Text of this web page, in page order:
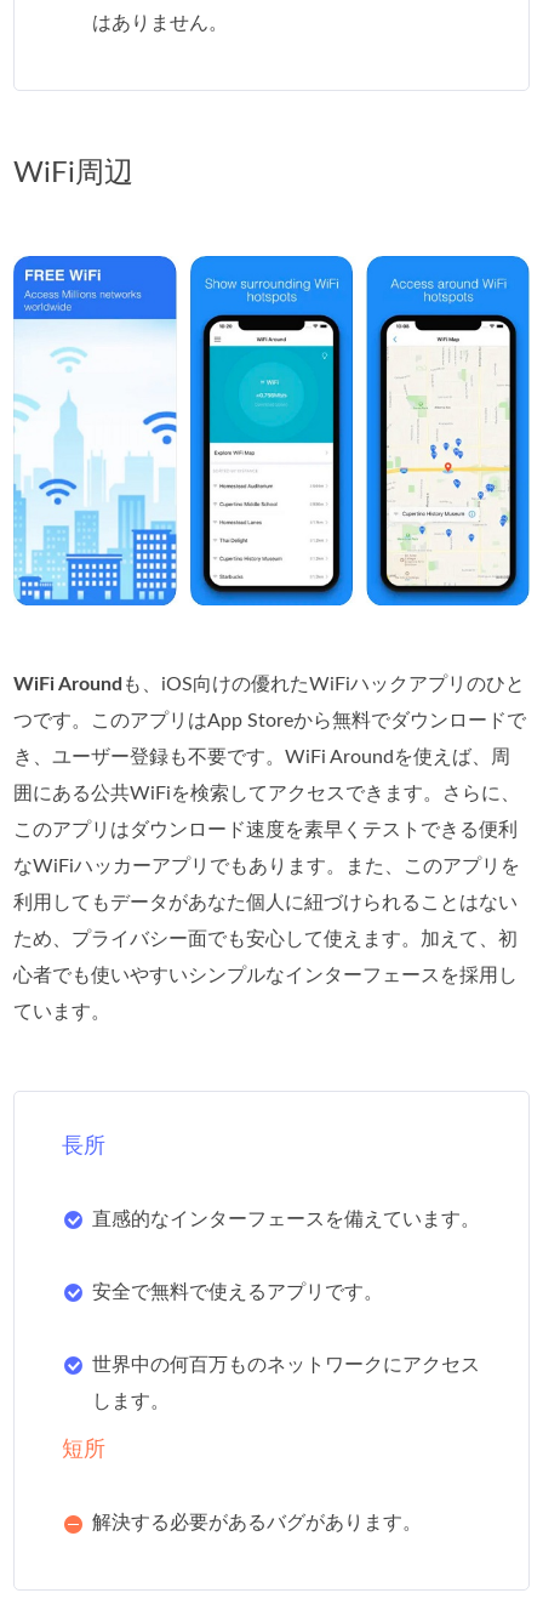
はありません。
WiFi周辺
WiFi Around も、iOS向けの優れたWiFiハックアプリのひと
つです。このアプリはApp Storeから無料でダウンロードで
き、ユーザー登録も不要です。WiFi Aroundを使えば、周
囲にある公共WiFiを検索してアクセスできます。さらに、
このアプリはダウンロード速度を素早くテストできる便利
なWiFiハッカーアプリでもあります。また、このアプリを
利用してもデータがあなた個人に紐づけられることはない
ため、プライバシー面でも安心して使えます。加えて、初
心者でも使いやすいシンプルなインターフェースを採用し
ています。
長所
直感的なインターフェースを備えています。
安全で無料で使えるアプリです。
世界中の何百万ものネットワークにアクセス
します。
短所
解決する必要があるバグがあります。